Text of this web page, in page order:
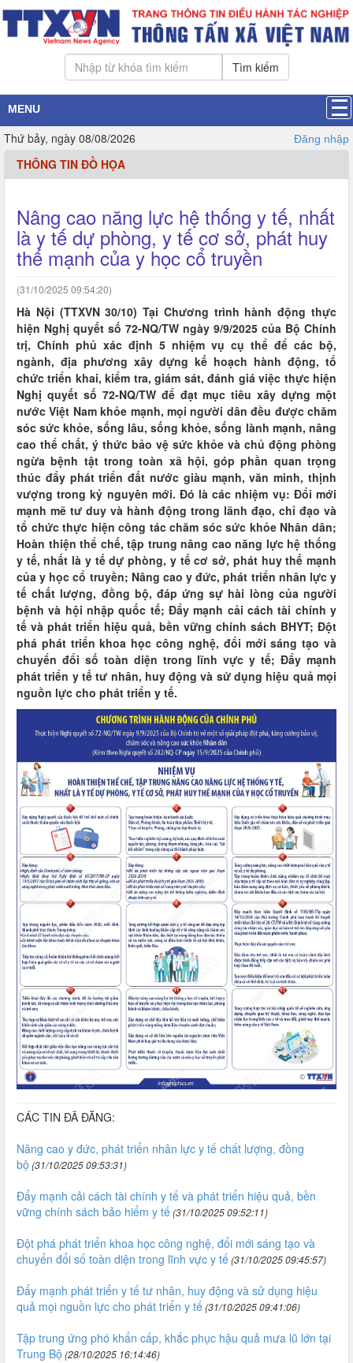
Tìm kiếm
MENU
Thứ bảy, ngày 08/08/2026 Đăng nhập
THÔNG TIN ĐỒ HỌA
Nâng cao năng lực hệ thống y tế, nhất
là y tế dự phòng, y tế cơ sở, phát huy
thế mạnh của y học cổ truyền
(31/10/2025 09:54:20)
Hà Nội (TTXVN 30/10) Tại Chương trình hành động thực
hiện Nghị quyết số 72-NQ/TW ngày 9/9/2025 của Bộ Chính
trị, Chính phủ xác định 5 nhiệm vụ cụ thể để các bộ,
ngành, địa phương xây dựng kế hoạch hành động, tổ
chức triển khai, kiểm tra, giám sát, đánh giá việc thực hiện
Nghị quyết số 72-NQ/TW để đạt mục tiêu xây dựng một
nước Việt Nam khỏe mạnh, mọi người dân đều được chăm
sóc sức khỏe, sống lâu, sống khỏe, sống lành mạnh, nâng
cao thể chất, ý thức bảo vệ sức khỏe và chủ động phòng
ngừa bệnh tật trong toàn xã hội, góp phần quan trọng
thúc đẩy phát triển đất nước giàu mạnh, văn minh, thịnh
vượng trong kỷ nguyên mới. Đó là các nhiệm vụ: Đổi mới
mạnh mẽ tư duy và hành động trong lãnh đạo, chỉ đạo và
tổ chức thực hiện công tác chăm sóc sức khỏe Nhân dân;
Hoàn thiện thể chế, tập trung nâng cao năng lực hệ thống
y tế, nhất là y tế dự phòng, y tế cơ sở, phát huy thế mạnh
của y học cổ truyền; Nâng cao y đức, phát triển nhân lực y
tế chất lượng, đồng bộ, đáp ứng sự hài lòng của người
bệnh và hội nhập quốc tế; Đẩy mạnh cải cách tài chính y
tế và phát triển hiệu quả, bền vững chính sách BHYT; Đột
phá phát triển khoa học công nghệ, đổi mới sáng tạo và
chuyển đổi số toàn diện trong lĩnh vực y tế; Đẩy mạnh
phát triển y tế tư nhân, huy động và sử dụng hiệu quả mọi
nguồn lực cho phát triển y tế.
CÁC TIN ĐÃ ĐĂNG:
Nâng cao y đức, phát triển nhân lực y tế chất lượng, đồng
bộ (31/10/2025 09:53:31)
Đẩy mạnh cải cách tài chính y tế và phát triển hiệu quả, bền
vững chính sách bảo hiểm y tế(31/10/2025 09:52:11)
Đột phá phát triển khoa học công nghệ, đổi mới sáng tạo và
chuyển đổi số toàn diện trong lĩnh vực y tế(31/10/2025 09:45:57)
Đẩy mạnh phát triển y tế tư nhân, huy động và sử dụng hiệu
quả mọi nguồn lực cho phát triển y tế(31/10/2025 09:41:06)
Tập trung ứng phó khẩn cấp, khắc phục hậu quả mưa lũ lớn tại
Trung Bộ (28/10/2025 16:14:46)